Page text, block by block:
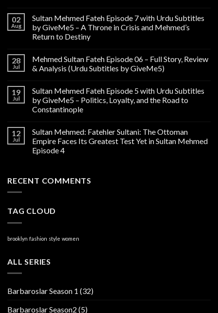
02
Aug
Sultan Mehmed Fateh Episode 7 with Urdu Subtitles
by GiveMe5 – A Throne in Crisis and Mehmed’s
Return to Destiny
28
Jul
Mehmed Sultan Fateh Episode 06 – Full Story, Review
& Analysis (Urdu Subtitles by GiveMe5)
19
Jul
Sultan Mehmed Fateh Episode 5 with Urdu Subtitles
by GiveMe5 – Politics, Loyalty, and the Road to
Constantinople
12
Jul
Sultan Mehmed: Fatehler Sultani: The Ottoman
Empire Faces Its Greatest Test Yet in Sultan Mehmed
Episode 4
RECENT COMMENTS
TAG CLOUD
brooklyn fashion style women
ALL SERIES
Barbaroslar Season 1 (32)
Barbaroslar Season2 (5)